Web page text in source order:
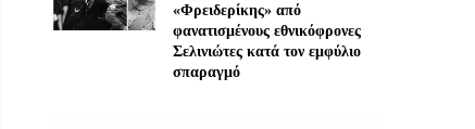
«Φρειδερίκης» από
φανατισμένους εθνικόφρονες
Σελινιώτες κατά τον εμφύλιο
σπαραγμό